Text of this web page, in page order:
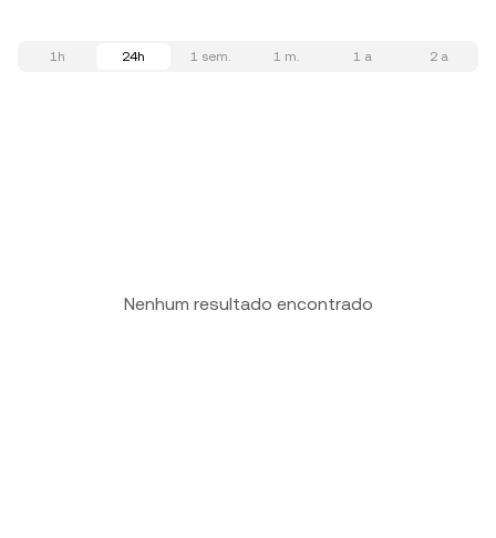
1h 24h 1 sem. 1 m. 1 a 2 a
Nenhum resultado encontrado